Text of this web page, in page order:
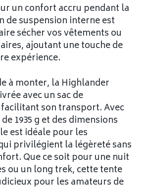
un confort accru pendant la
de suspension interne est
sécher vos vêtements ou
ajoutant une touche de
expérience.
à monter, la Highlander
avec un sac de
son transport. Avec
1935 g et des dimensions
est idéale pour les
privilégient la légèreté sans
Que ce soit pour une nuit
ou un long trek, cette tente
pour les amateurs de